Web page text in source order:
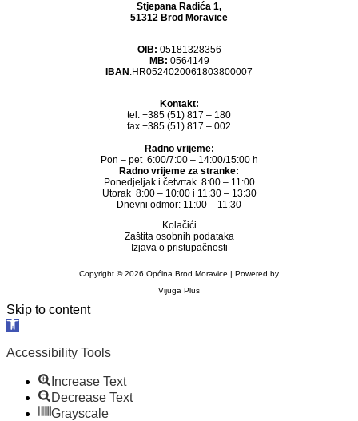
Stjepana Radića 1,
51312 Brod Moravice
OIB: 05181328356
MB: 0564149
IBAN :HR0524020061803800007
Kontakt:
tel: +385 (51) 817 – 180
fax +385 (51) 817 – 002
Radno vrijeme:
Pon – pet 6:00/7:00 – 14:00/15:00 h
Radno vrijeme za stranke:
Ponedjeljak i četvrtak 8:00 – 11:00
Utorak 8:00 – 10:00 i 11:30 – 13:30
Dnevni odmor: 11:00 – 11:30
Kolačići
Zaštita osobnih podataka
Izjava o pristupačnosti
Copyright © 2026 Općina Brod Moravice | Powered by
Vijuga Plus
Skip to content
Open
Accessibility Tools
Increase Text
Decrease Text
Grayscale